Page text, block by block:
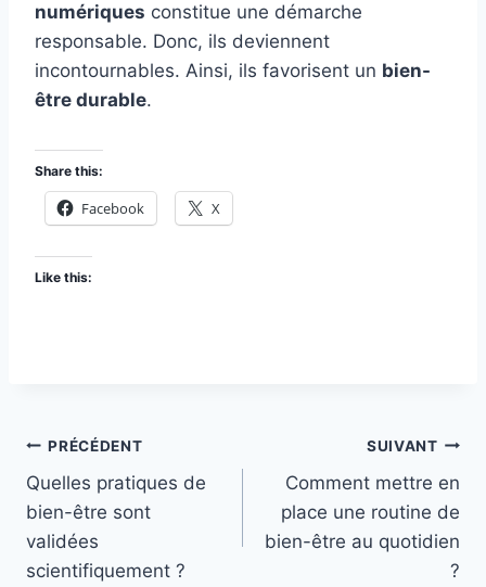
numériques constitue une démarche
responsable. Donc, ils deviennent
incontournables. Ainsi, ils favorisent un bien-
être durable.
Share this:
Facebook X
Like this:
Navigation
de
l’article
PRÉCÉDENT
Quelles pratiques de
bien-être sont
validées
scientifiquement ?
SUIVANT
Comment mettre en
place une routine de
bien-être au quotidien
?